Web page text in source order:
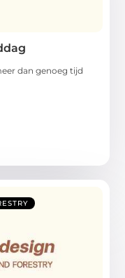
dan genoeg tijd